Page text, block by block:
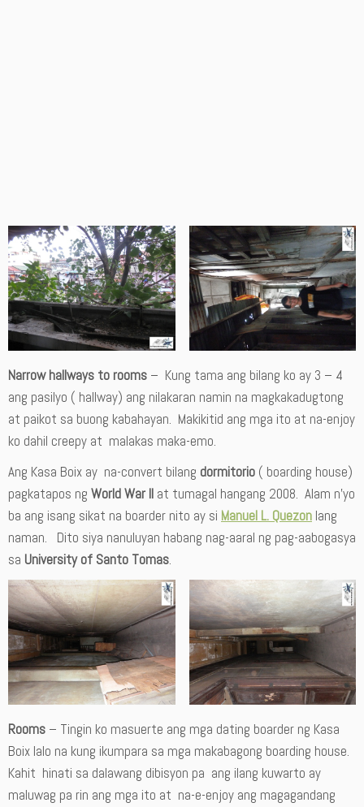
Narrow hallways to rooms – Kung tama ang bilang ko ay 3 – 4
ang pasilyo ( hallway) ang nilakaran namin na magkakadugtong
at paikot sa buong kabahayan. Makikitid ang mga ito at na-enjoy
ko dahil creepy at malakas maka-emo.
Ang Kasa Boix ay na-convert bilang dormitorio ( boarding house)
pagkatapos ng World War II at tumagal hangang 2008. Alam n’yo
ba ang isang sikat na boarder nito ay si Manuel L. Quezon lang
naman. Dito siya nanuluyan habang nag-aaral ng pag-aabogasya
sa University of Santo Tomas.
Rooms – Tingin ko masuerte ang mga dating boarder ng Kasa
Boix lalo na kung ikumpara sa mga makabagong boarding house.
Kahit hinati sa dalawang dibisyon pa ang ilang kuwarto ay
maluwag pa rin ang mga ito at na-e-enjoy ang magagandang